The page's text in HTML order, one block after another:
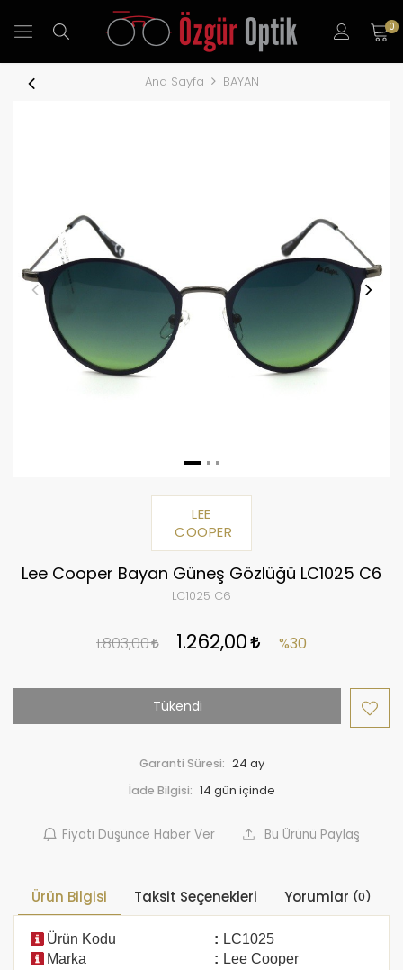
0
Ana Sayfa BAYAN
LEE
COOPER
Lee Cooper Bayan Güneş Gözlüğü LC1025 C6
LC1025 C6
1.803,00 1.262,00 %30
Tükendi
Garanti Süresi: 24 ay
İade Bilgisi:
Fiyatı Düşünce Haber Ver Bu Ürünü Paylaş
Ürün Bilgisi Taksit Seçenekleri Yorumlar (0)
Ürün Kodu : LC1025
Marka
: Lee Cooper